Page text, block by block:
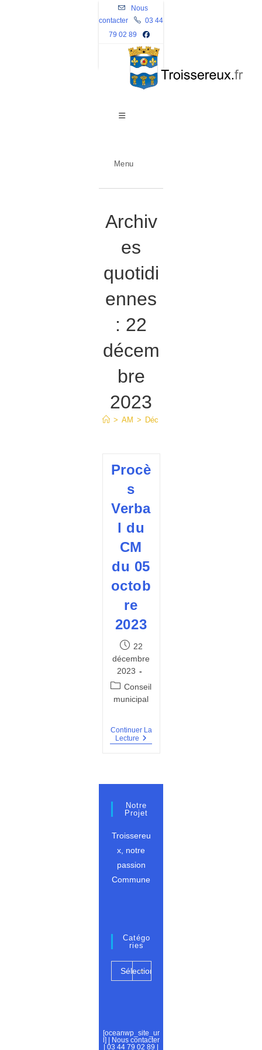
Skip
to
content
Nous
contacter
03 44
79 02 89
Menu
Archiv
es
quotidi
ennes
: 22
décem
bre
2023
> AM > Déc
Procè
s
Verba
l du
CM
du 05
octob
re
2023
Publication
publiée :
22
décembre
2023
Post
category:
Conseil
municipal
Continuer La
Lecture Procès
05
2023
Notre
Projet
Troissereu
x, notre
passion
Commune
Catégo
Ries
Catégories
Sélectionner
[oceanwp_site_ur
l] |
Nous contacter
03 44 79 02 89